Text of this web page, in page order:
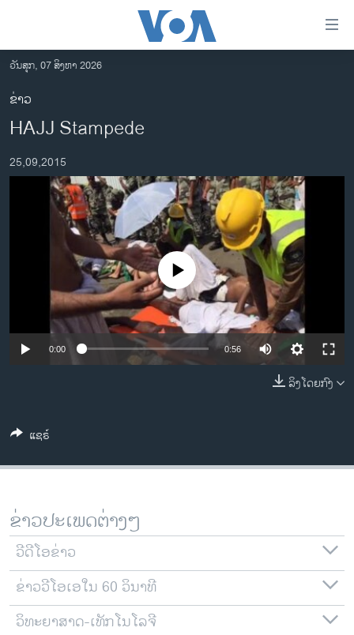
ເຂົ້າ
ຫາ
ຂ້າມ
ຂ້າມ
ໄປ
ອາເມຣິກາ
ການເລືອກຕັ້ງ ປະທານາທີບໍດີ ສະຫະລັດ 2024
ອິດສະຫຼະພາບດ້ານການຂ່າວ
ຊີວິດຊາວລາວ
ຊຸມຊົນຊາວລາວ
ວິທະຍາສາດ-ເທັກໂນໂລຈີ
ພາສາອັງກິດ
ລາຍການກະຈາຍສຽງ
ລາຍງານ
ຕິດຕາມພວກເຮົາ ທີ່
ພາສາຕ່າງໆ
ວັນສຸກ, 07 ສິງຫາ 2026
ຂ່າວ
HAJJ Stampede
25,09,2015
No media source currently available
0:00 0:56
ລິງໂດຍກົງ
ແຊຣ໌
ຂ່າວປະເພດຕ່າງໆ
ວີດີໂອຂ່າວ
ຂ່າວວີໂອເອໃນ 60 ວິນາທີ
ວິທະຍາສາດ-ເທັກໂນໂລຈີ